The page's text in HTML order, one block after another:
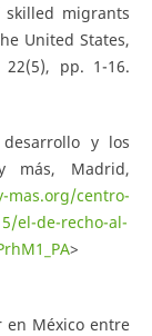
migrants
United States,
22(5), pp. 1-16.
y los
más, Madrid,
mas.org/centro-
el-de-recho-al-
>
en México entre